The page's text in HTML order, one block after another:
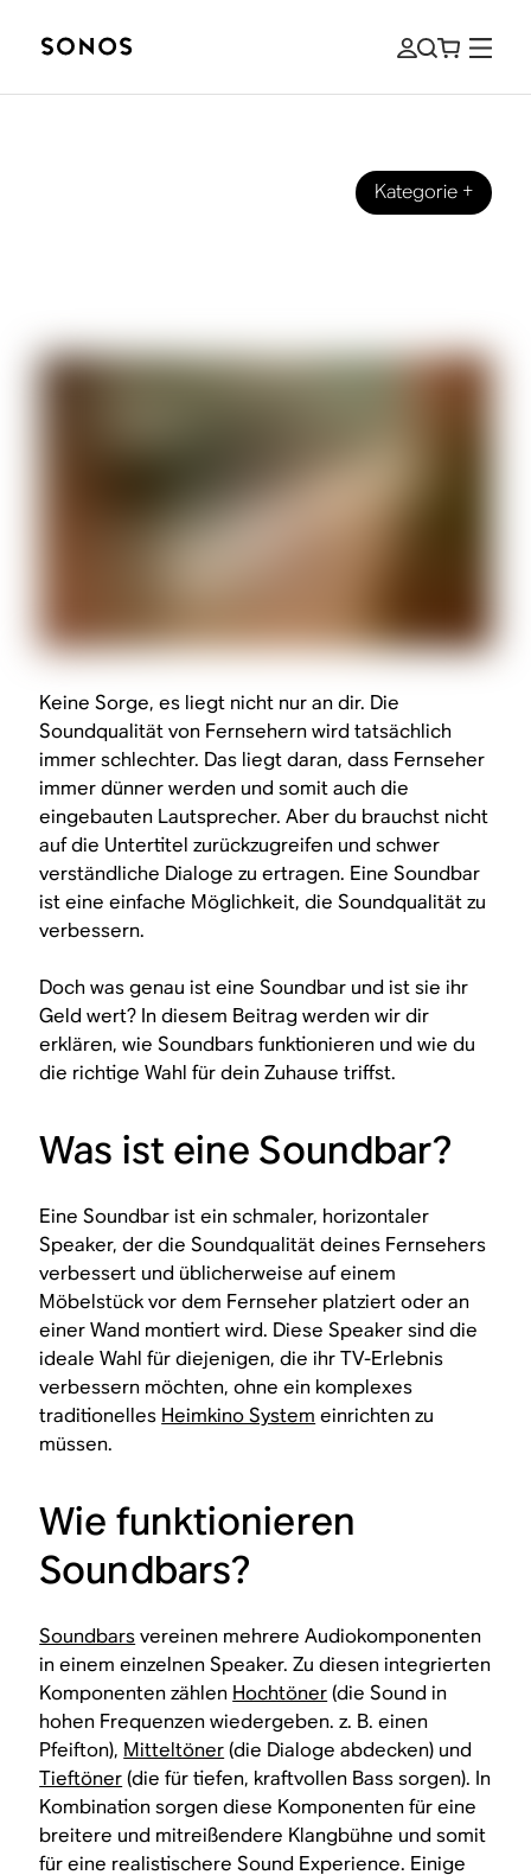
Kategorie+
Keine Sorge, es liegt nicht nur an dir. Die
Soundqualität von Fernsehern wird tatsächlich
immer schlechter. Das liegt daran, dass Fernseher
immer dünner werden und somit auch die
eingebauten Lautsprecher. Aber du brauchst nicht
auf die Untertitel zurückzugreifen und schwer
verständliche Dialoge zu ertragen. Eine Soundbar
ist eine einfache Möglichkeit, die Soundqualität zu
verbessern.
Doch was genau ist eine Soundbar und ist sie ihr
Geld wert? In diesem Beitrag werden wir dir
erklären, wie Soundbars funktionieren und wie du
die richtige Wahl für dein Zuhause triffst.
Was ist eine Soundbar?
Eine Soundbar ist ein schmaler, horizontaler
Speaker, der die Soundqualität deines Fernsehers
verbessert und üblicherweise auf einem
Möbelstück vor dem Fernseher platziert oder an
einer Wand montiert wird. Diese Speaker sind die
ideale Wahl für diejenigen, die ihr TV-Erlebnis
verbessern möchten, ohne ein komplexes
traditionelles Heimkino System einrichten zu
müssen.
Wie funktionieren
Soundbars?
Soundbarsvereinen mehrere Audiokomponenten
in einem einzelnen Speaker. Zu diesen integrierten
Komponenten zählen Hochtöner(die Sound in
hohen Frequenzen wiedergeben. z. B. einen
Pfeifton), Mitteltöner(die Dialoge abdecken) und
Tieftöner(die für tiefen, kraftvollen Bass sorgen). In
Kombination sorgen diese Komponenten für eine
breitere und mitreißendere Klangbühne und somit
für eine realistischere Sound Experience. Einige